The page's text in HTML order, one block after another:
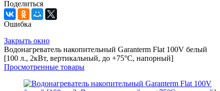
Поделиться
Ошибка
Закрыть окно
Водонагреватель накопительный Garanterm Flat 100V белый
[100 л., 2кВт, вертикальный, до +75°С, напорный]
Просмотренные товары